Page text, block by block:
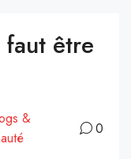
faut être
&
0